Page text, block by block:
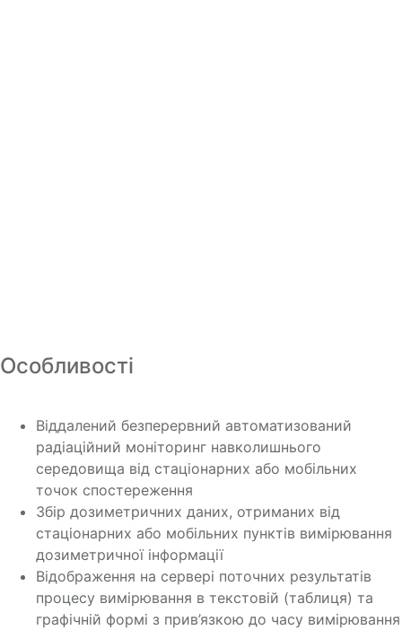
Особливості
Віддалений безперервний автоматизований
радіаційний моніторинг навколишнього
середовища від стаціонарних або мобільних
точок спостереження
Збір дозиметричних даних, отриманих від
стаціонарних або мобільних пунктів вимірювання
дозиметричної інформації
Відображення на сервері поточних результатів
процесу вимірювання в текстовій (таблиця) та
графічній формі з прив’язкою до часу вимірювання